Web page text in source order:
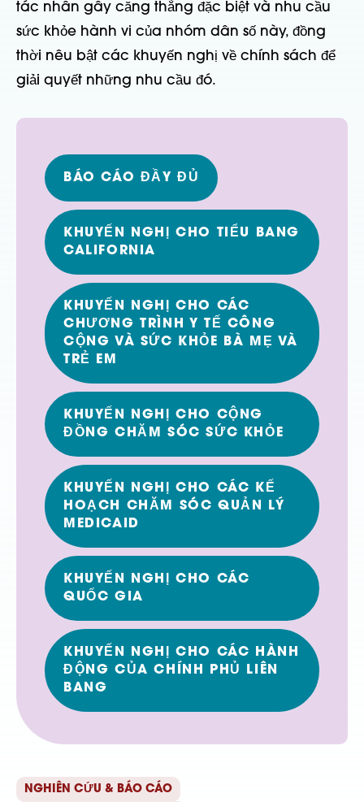
tác nhân gây căng thẳng đặc biệt và nhu cầu
sức khỏe hành vi của nhóm dân số này, đồng
thời nêu bật các khuyến nghị về chính sách để
giải quyết những nhu cầu đó.
BÁO CÁO ĐẦY ĐỦ
KHUYẾN NGHỊ CHO TIỂU BANG
CALIFORNIA
KHUYẾN NGHỊ CHO CÁC
CHƯƠNG TRÌNH Y TẾ CÔNG
CỘNG VÀ SỨC KHỎE BÀ MẸ VÀ
TRẺ EM
KHUYẾN NGHỊ CHO CỘNG
ĐỒNG CHĂM SÓC SỨC KHỎE
KHUYẾN NGHỊ CHO CÁC KẾ
HOẠCH CHĂM SÓC QUẢN LÝ
MEDICAID
KHUYẾN NGHỊ CHO CÁC
QUỐC GIA
KHUYẾN NGHỊ CHO CÁC HÀNH
ĐỘNG CỦA CHÍNH PHỦ LIÊN
BANG
NGHIÊN CỨU & BÁO CÁO